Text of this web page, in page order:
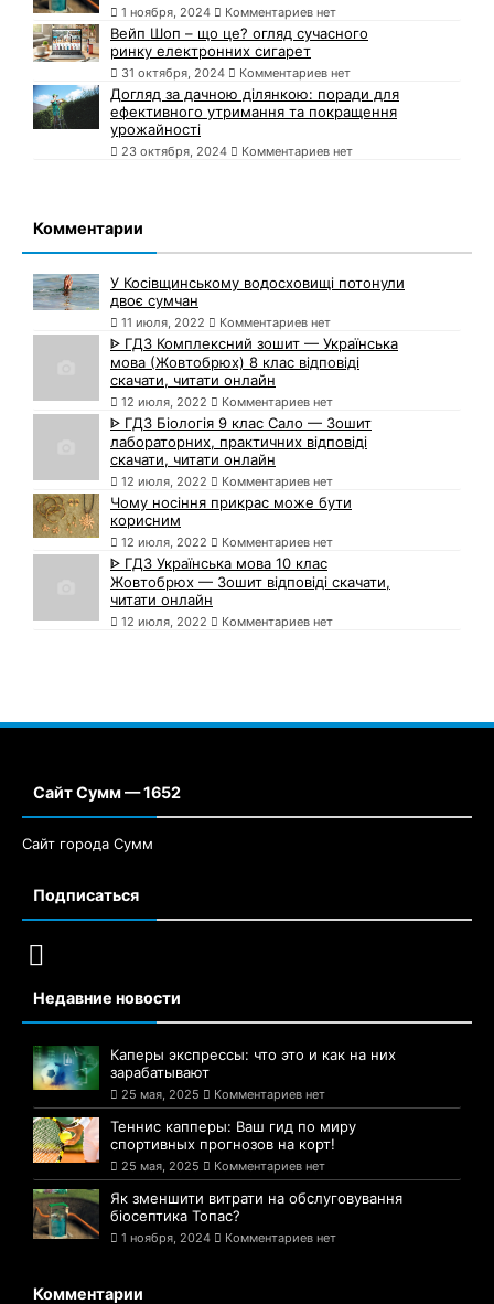
1 ноября, 2024 Комментариев нет
Вейп Шоп – що це? огляд сучасного
ринку електронних сигарет
31 октября, 2024 Комментариев нет
Догляд за дачною ділянкою: поради для
ефективного утримання та покращення
урожайності
23 октября, 2024 Комментариев нет
Комментарии
У Косівщинському водосховищі потонули
двоє сумчан
11 июля, 2022 Комментариев нет
ᐈ ГДЗ Комплексний зошит — Українська
мова (Жовтобрюх) 8 клас відповіді
скачати, читати онлайн
12 июля, 2022 Комментариев нет
ᐈ ГДЗ Біологія 9 клас Сало — Зошит
лабораторних, практичних відповіді
скачати, читати онлайн
12 июля, 2022 Комментариев нет
Чому носіння прикрас може бути
корисним
12 июля, 2022 Комментариев нет
ᐈ ГДЗ Українська мова 10 клас
Жовтобрюх — Зошит відповіді скачати,
читати онлайн
12 июля, 2022 Комментариев нет
Сайт Сумм — 1652
Сайт города Сумм
Подписаться
Недавние новости
Каперы экспрессы: что это и как на них
зарабатывают
25 мая, 2025 Комментариев нет
Теннис капперы: Ваш гид по миру
спортивных прогнозов на корт!
25 мая, 2025 Комментариев нет
Як зменшити витрати на обслуговування
біосептика Топас?
1 ноября, 2024 Комментариев нет
Комментарии